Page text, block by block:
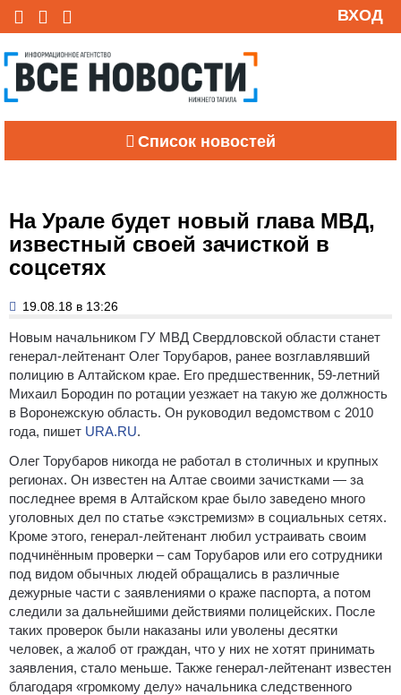
ВХОД
Список новостей
На Урале будет новый глава МВД,
известный своей зачисткой в
соцсетях
19.08.18 в 13:26
Новым начальником ГУ МВД Свердловской области станет
генерал-лейтенант Олег Торубаров, ранее возглавлявший
полицию в Алтайском крае. Его предшественник, 59-летний
Михаил Бородин по ротации уезжает на такую же должность
в Воронежскую область. Он руководил ведомством с 2010
года, пишет URA.RU.
Олег Торубаров никогда не работал в столичных и крупных
регионах. Он известен на Алтае своими зачистками — за
последнее время в Алтайском крае было заведено много
уголовных дел по статье «экстремизм» в социальных сетях.
Кроме этого, генерал-лейтенант любил устраивать своим
подчинённым проверки – сам Торубаров или его сотрудники
под видом обычных людей обращались в различные
дежурные части с заявлениями о краже паспорта, а потом
следили за дальнейшими действиями полицейских. После
таких проверок были наказаны или уволены десятки
человек, а жалоб от граждан, что у них не хотят принимать
заявления, стало меньше. Также генерал-лейтенант известен
благодаря «громкому делу» начальника следственного